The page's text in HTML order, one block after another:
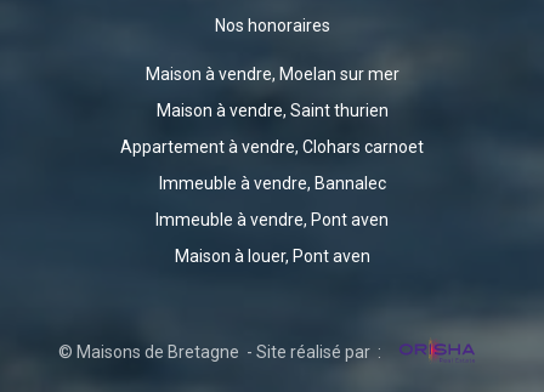
Nos honoraires
Maison à vendre, Moelan sur mer
Maison à vendre, Saint thurien
Appartement à vendre, Clohars carnoet
Immeuble à vendre, Bannalec
Immeuble à vendre, Pont aven
Maison à louer, Pont aven
© Maisons de Bretagne - Site réalisé par :